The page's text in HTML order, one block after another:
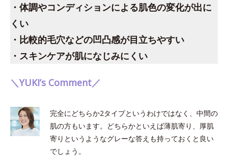
・体調やコンディションによる肌色の変化が出に
くい
・比較的毛穴などの凹凸感が目立ちやすい
・スキンケアが肌になじみにくい
＼YUKI’s Comment／
完全にどちらか2タイプというわけではなく、中間の
肌の方もいます。どちらかといえば薄肌寄り、厚肌
寄りというようなグレーな答えも持っておくと良い
でしょう。